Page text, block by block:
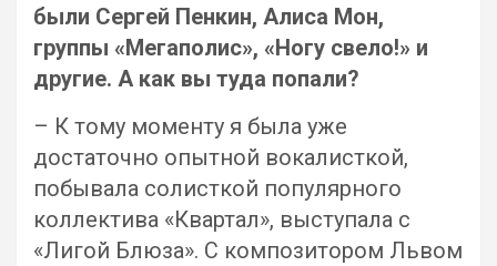
были Сергей Пенкин, Алиса Мон,
группы «Мегаполис», «Ногу свело!» и
другие. А как вы туда попали?
– К тому моменту я была уже
достаточно опытной вокалисткой,
побывала солисткой популярного
коллектива «Квартал», выступала с
«Лигой Блюза». С композитором Львом